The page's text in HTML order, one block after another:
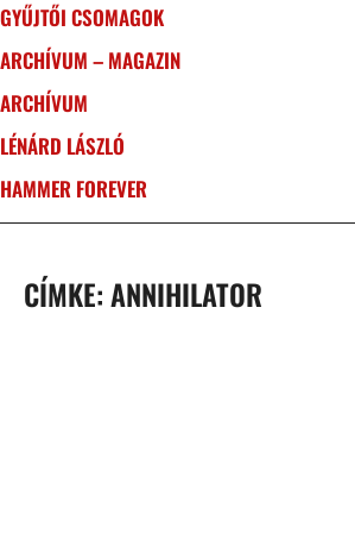
GYŰJTŐI CSOMAGOK
ARCHÍVUM – MAGAZIN
ARCHÍVUM
LÉNÁRD LÁSZLÓ
HAMMER FOREVER
CÍMKE: ANNIHILATOR